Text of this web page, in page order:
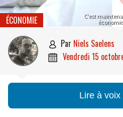
C’est
ÉCONOMIE
 par Niels Saelens
 vendredi 15
Lire à voix